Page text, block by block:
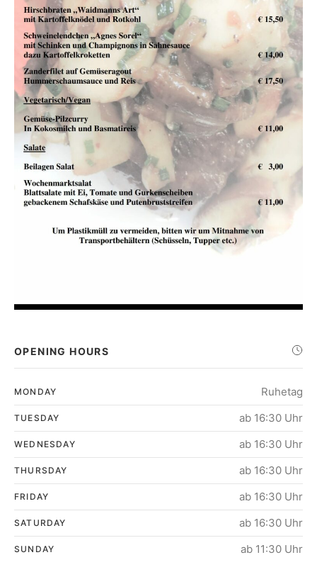
OPENING HOURS
MONDAY Ruhetag
TUESDAY ab 16:30 Uhr
WEDNESDAY ab 16:30 Uhr
THURSDAY ab 16:30 Uhr
FRIDAY ab 16:30 Uhr
SATURDAY ab 16:30 Uhr
SUNDAY ab 11:30 Uhr